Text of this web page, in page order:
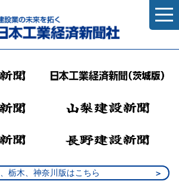
栃木、神奈川版はこちら